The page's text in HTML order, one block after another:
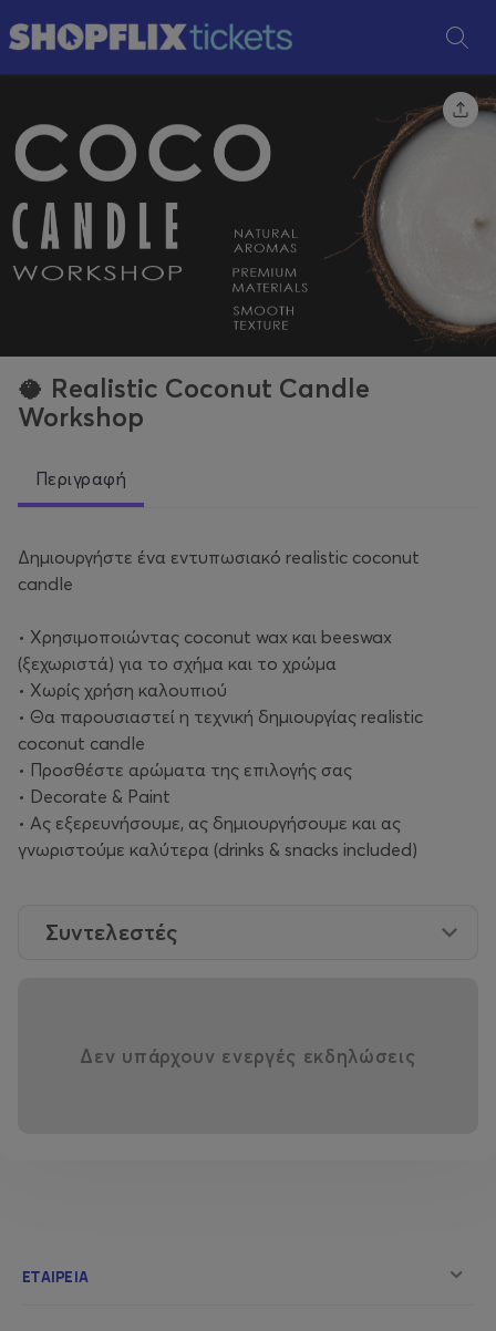
🥥 Realistic Coconut Candle
Workshop
Περιγραφή
Δημιουργήστε ένα εντυπωσιακό realistic coconut
candle
• Χρησιμοποιώντας coconut wax και beeswax
(ξεχωριστά) για το σχήμα και το χρώμα
• Χωρίς χρήση καλουπιού
• Θα παρουσιαστεί η τεχνική δημιουργίας realistic
coconut candle
• Προσθέστε αρώματα της επιλογής σας
• Decorate & Paint
• Ας εξερευνήσουμε, ας δημιουργήσουμε και ας
γνωριστούμε καλύτερα (drinks & snacks included)
Συντελεστές
Δεν υπάρχουν ενεργές εκδηλώσεις